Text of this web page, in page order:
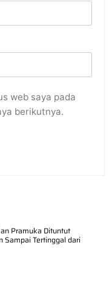
web saya pada
berikutnya.
Pramuka Dituntut
Sampai Tertinggal dari